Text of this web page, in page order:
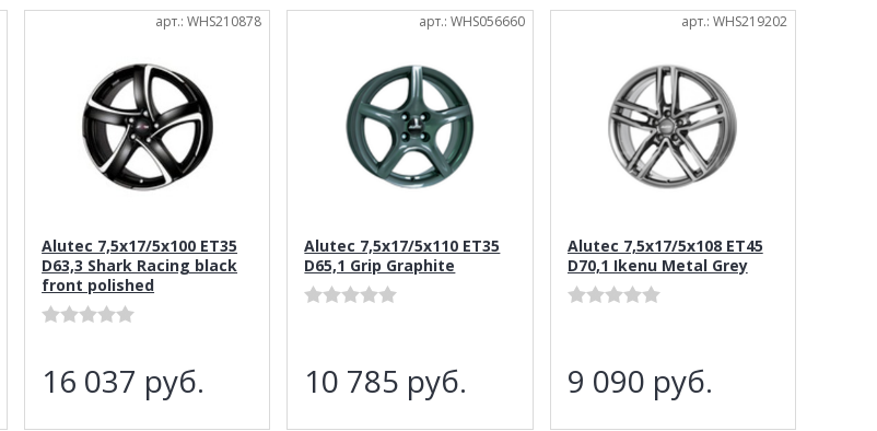
арт.: WHS210878
Alutec 7,5x17/5x100 ET35
D63,3 Shark Racing black
front polished
16 037 руб.
арт.: WHS056660
Alutec 7,5x17/5x110 ET35
D65,1 Grip Graphite
10 785 руб.
арт.: WHS219202
Alutec 7,5x17/5x108 ET45
D70,1 Ikenu Metal Grey
9 090 руб.